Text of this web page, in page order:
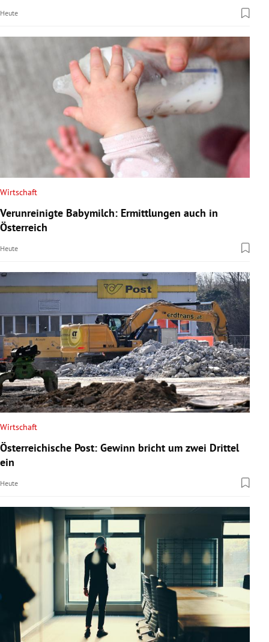
Heute
Wirtschaft
Verunreinigte Babymilch: Ermittlungen auch in
Österreich
Heute
Wirtschaft
Österreichische Post: Gewinn bricht um zwei Drittel
ein
Heute